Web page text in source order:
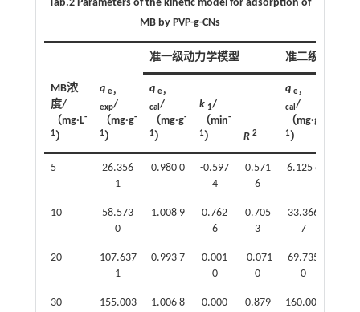
Tab.2 Parameters of the kinetic model for adsorption of
MB by PVP-g-CNs
MB浓
度/
（mg·L-
1）
q e，
exp/
（mg·g-
1）
准一级动力学模型 准二级动力学
q e，
cal /
（mg·g-
1）
k 1/
（min-
1） R 2
q e，
cal /
（mg·g
1）
5
26.356
1
0.980 0
-0.597
4
0.571
6
6.125 6
10
58.573
0
1.008 9
0.762
6
0.705
3
33.366
7
20
107.637
1
0.993 7
0.001
0
-0.071
0
69.735
0
30
155.003
1.006 8
0.000
0.879
160.000